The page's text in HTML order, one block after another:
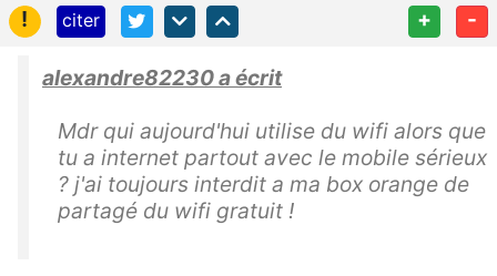
!
citer + -
alexandre82230 a écrit
Mdr qui aujourd'hui utilise du wifi alors que
tu a internet partout avec le mobile sérieux
? j'ai toujours interdit a ma box orange de
partagé du wifi gratuit !